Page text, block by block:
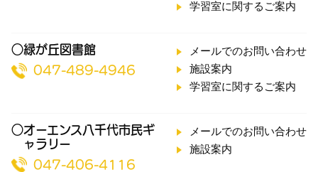
学習室に関するご案内
○緑が丘図書館
047-489-4946
メールでのお問い合わせ
施設案内
学習室に関するご案内
○オーエンス八千代市民ギ
ャラリー
047-406-4116
メールでのお問い合わせ
施設案内